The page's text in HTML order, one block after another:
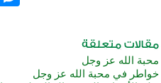
محبة الله عز وجل
خواطر في محبة الله عز وجل